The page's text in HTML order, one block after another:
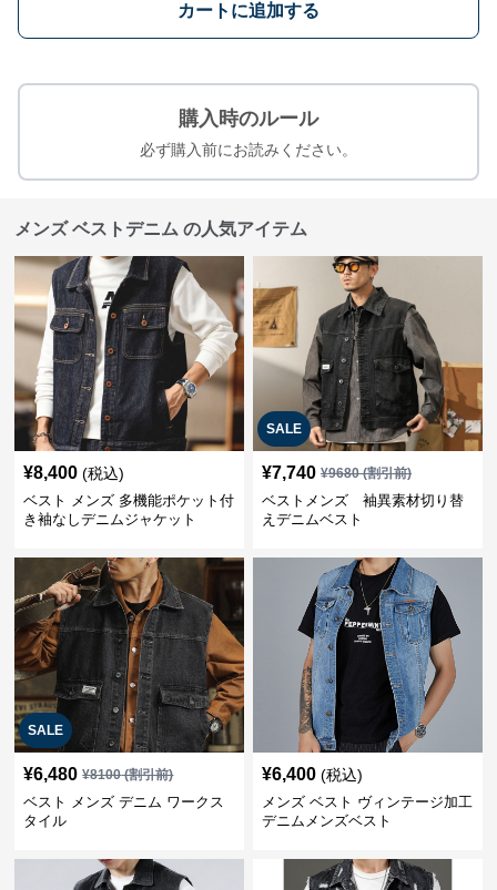
カートに追加する
購入時のルール
必ず購入前にお読みください。
メンズ ベストデニム の人気アイテム
¥8,400 (税込)
ベスト メンズ 多機能ポケット付
き袖なしデニムジャケット
SALE
¥7,740 ¥9680(割引前)
ベストメンズ 袖異素材切り替
えデニムベスト
SALE
¥6,480 ¥8100(割引前)
ベスト メンズ デニム ワークス
タイル
¥6,400 (税込)
メンズ ベスト ヴィンテージ加工
デニムメンズベスト